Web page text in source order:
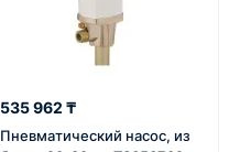
535 962 ₸
Пневматический насос, из